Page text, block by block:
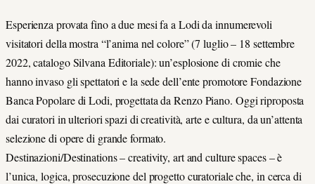
Esperienza provata fino a due mesi fa a Lodi da innumerevoli
visitatori della mostra “l’anima nel colore” (7 luglio – 18 settembre
2022, catalogo Silvana Editoriale): un’esplosione di cromie che
hanno invaso gli spettatori e la sede dell’ente promotore Fondazione
Banca Popolare di Lodi, progettata da Renzo Piano. Oggi riproposta
dai curatori in ulteriori spazi di creatività, arte e cultura, da un’attenta
selezione di opere di grande formato.
Destinazioni/Destinations – creativity, art and culture spaces – è
l’unica, logica, prosecuzione del progetto curatoriale che, in cerca di